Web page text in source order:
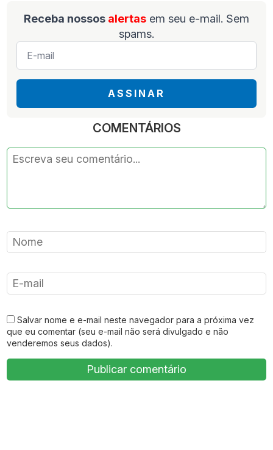
Receba nossos alertas em seu e-mail. Sem
spams.
E-
mail
ASSINAR
COMENTÁRIOS
Salvar nome e e-mail neste navegador para a próxima vez
que eu comentar (seu e-mail não será divulgado e não
venderemos seus dados).